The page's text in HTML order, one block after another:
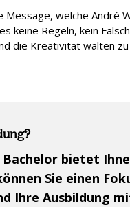
Message, welche André
keine Regeln, kein
die Kreativität walten zu
bietet
Sie einen
Ihre Ausbildung